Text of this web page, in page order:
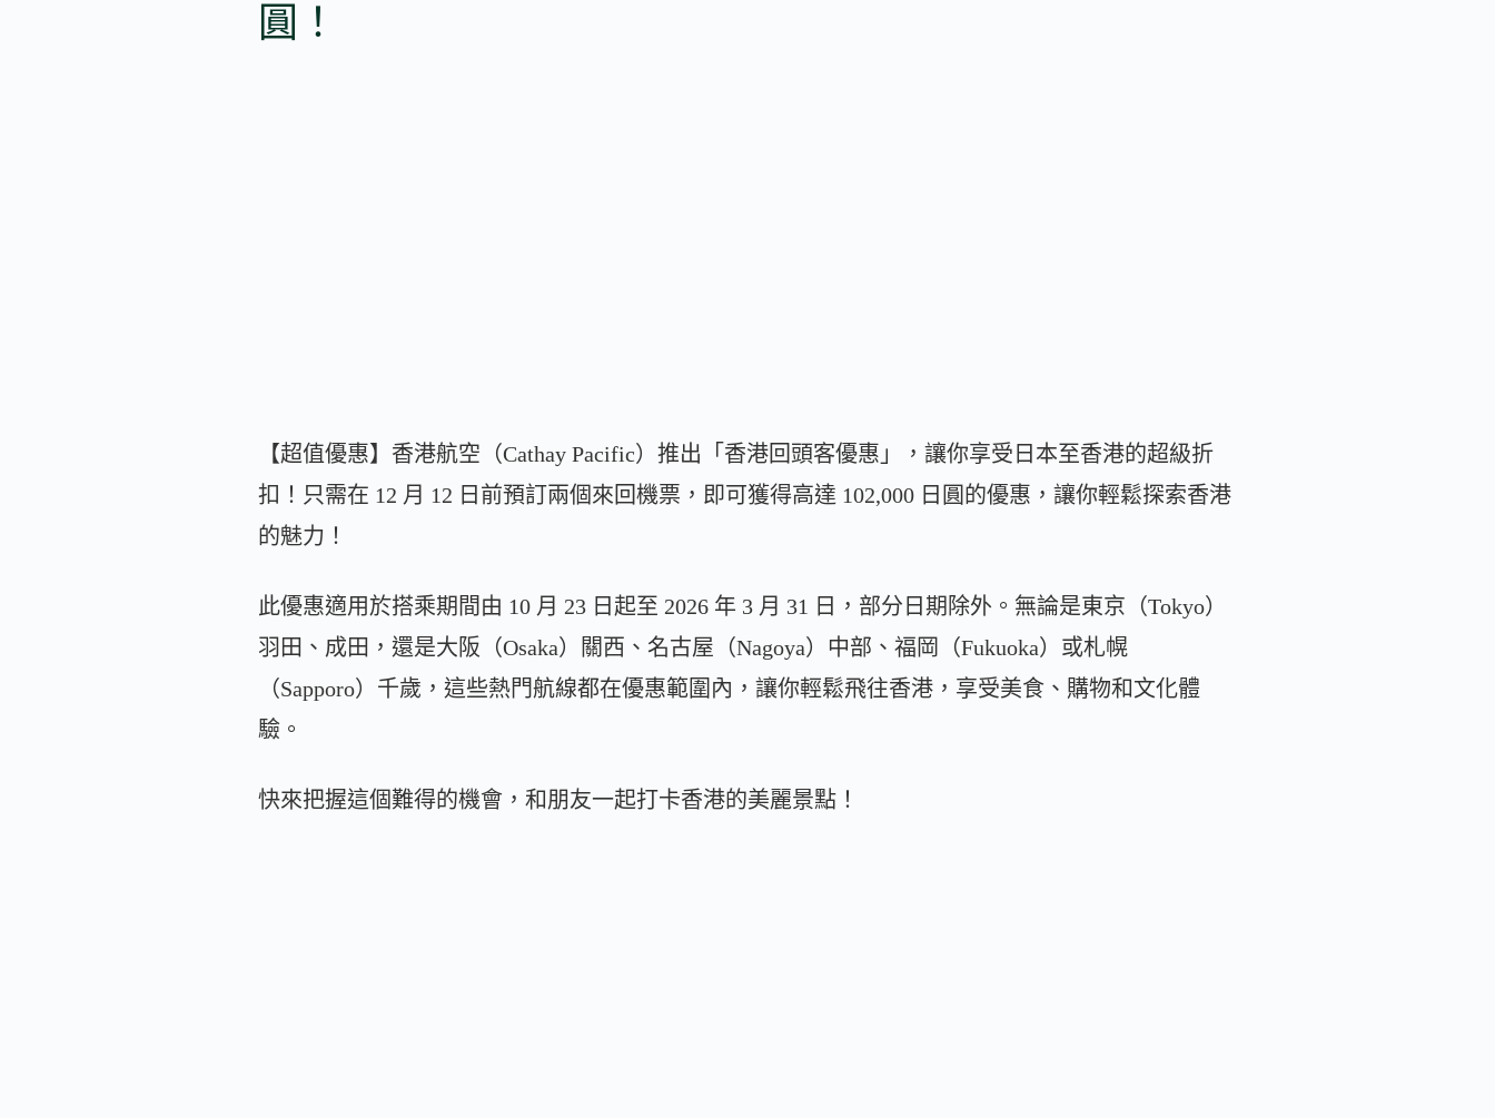
圓！
【超值優惠】香港航空（Cathay Pacific）推出「香港回頭客優惠」，讓你享受日本至香港的超級折
扣！只需在 12 月 12 日前預訂兩個來回機票，即可獲得高達 102,000 日圓的優惠，讓你輕鬆探索香港
的魅力！
此優惠適用於搭乘期間由 10 月 23 日起至 2026 年 3 月 31 日，部分日期除外。無論是東京（Tokyo）
羽田、成田，還是大阪（Osaka）關西、名古屋（Nagoya）中部、福岡（Fukuoka）或札幌
（Sapporo）千歲，這些熱門航線都在優惠範圍內，讓你輕鬆飛往香港，享受美食、購物和文化體
驗。
快來把握這個難得的機會，和朋友一起打卡香港的美麗景點！